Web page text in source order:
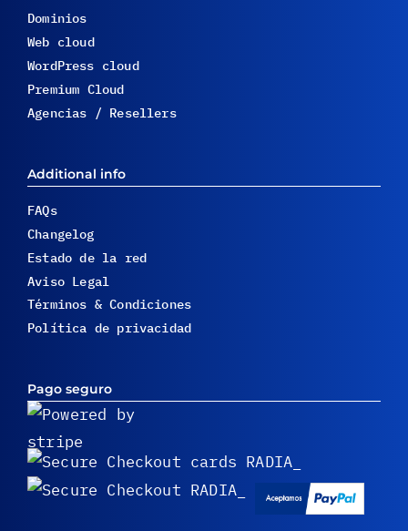
Dominios
Web cloud
WordPress cloud
Premium Cloud
Agencias / Resellers
Additional info
FAQs
Changelog
Estado de la red
Aviso Legal
Términos & Condiciones
Política de privacidad
Pago seguro